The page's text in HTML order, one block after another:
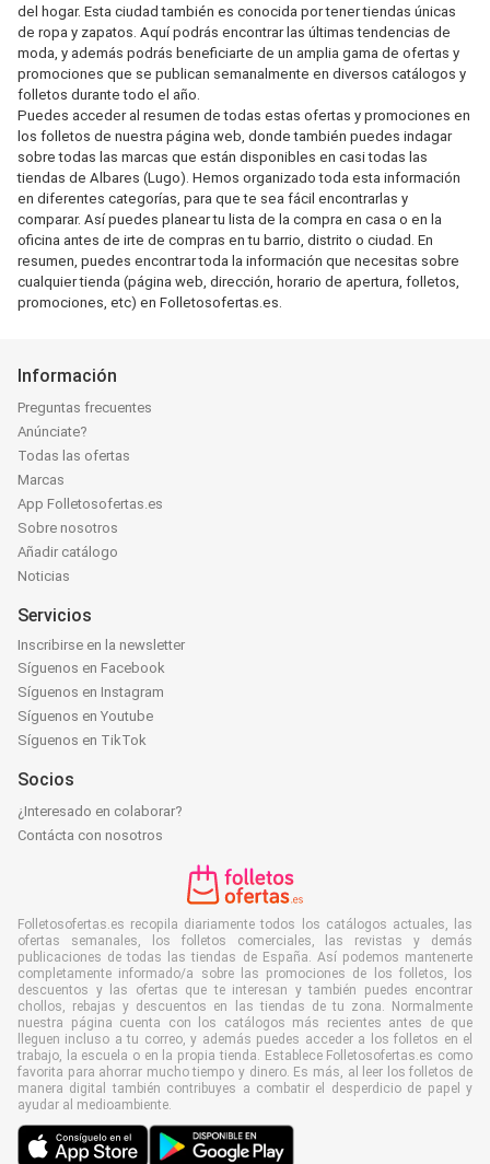
del hogar. Esta ciudad también es conocida por tener tiendas únicas
de ropa y zapatos. Aquí podrás encontrar las últimas tendencias de
moda, y además podrás beneficiarte de un amplia gama de ofertas y
promociones que se publican semanalmente en diversos catálogos y
folletos durante todo el año.
Puedes acceder al resumen de todas estas ofertas y promociones en
los folletos de nuestra página web, donde también puedes indagar
sobre todas las marcas que están disponibles en casi todas las
tiendas de Albares (Lugo). Hemos organizado toda esta información
en diferentes categorías, para que te sea fácil encontrarlas y
comparar. Así puedes planear tu lista de la compra en casa o en la
oficina antes de irte de compras en tu barrio, distrito o ciudad. En
resumen, puedes encontrar toda la información que necesitas sobre
cualquier tienda (página web, dirección, horario de apertura, folletos,
promociones, etc) en Folletosofertas.es.
Información
Preguntas frecuentes
Anúnciate?
Todas las ofertas
Marcas
App Folletosofertas.es
Sobre nosotros
Añadir catálogo
Noticias
Servicios
Inscribirse en la newsletter
Síguenos en Facebook
Síguenos en Instagram
Síguenos en Youtube
Síguenos en TikTok
Socios
¿Interesado en colaborar?
Contácta con nosotros
Folletosofertas.es recopila diariamente todos los catálogos actuales, las
ofertas semanales, los folletos comerciales, las revistas y demás
publicaciones de todas las tiendas de España. Así podemos mantenerte
completamente informado/a sobre las promociones de los folletos, los
descuentos y las ofertas que te interesan y también puedes encontrar
chollos, rebajas y descuentos en las tiendas de tu zona. Normalmente
nuestra página cuenta con los catálogos más recientes antes de que
lleguen incluso a tu correo, y además puedes acceder a los folletos en el
trabajo, la escuela o en la propia tienda. Establece Folletosofertas.es como
favorita para ahorrar mucho tiempo y dinero. Es más, al leer los folletos de
manera digital también contribuyes a combatir el desperdicio de papel y
ayudar al medioambiente.